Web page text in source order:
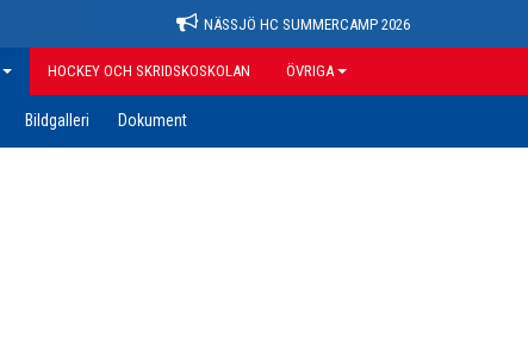
NÄSSJÖ HC SUMMERCAMP 2026
HOCKEY OCH SKRIDSKOSKOLAN ÖVRIGA
Bildgalleri Dokument